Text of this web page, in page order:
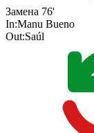
Замена 76'
In:Manu Bueno
Out:Saúl